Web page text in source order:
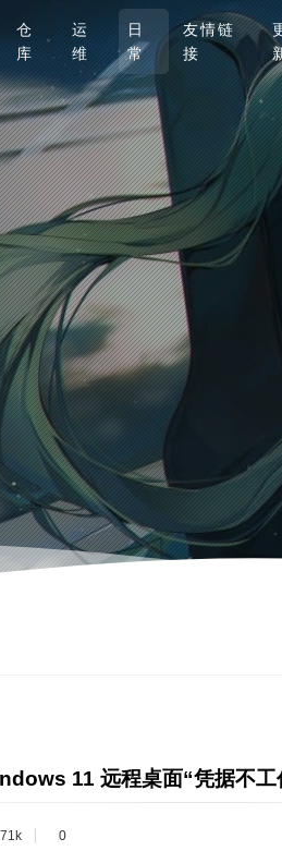
仓
库
运
维
日
常
友情链
接
11 远程桌面“凭据不工
0